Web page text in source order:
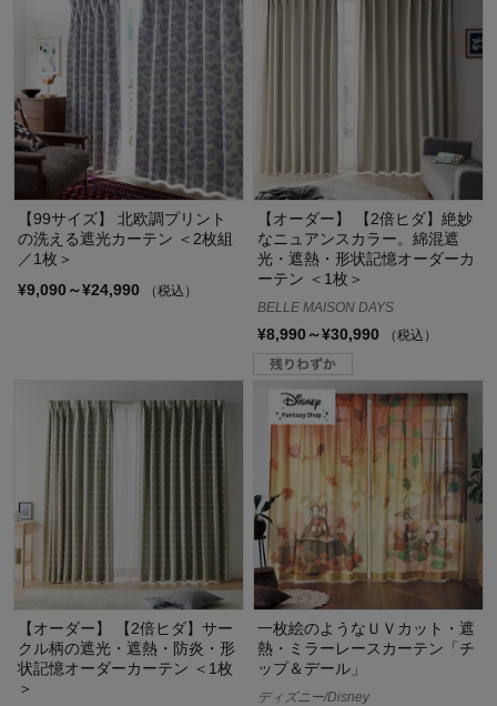
【99サイズ】 北欧調プリント
の洗える遮光カーテン ＜2枚組
／1枚＞
¥9,090～¥24,990
（税込）
【オーダー】 【2倍ヒダ】絶妙
なニュアンスカラー。綿混遮
光・遮熱・形状記憶オーダーカ
ーテン ＜1枚＞
BELLE MAISON DAYS
¥8,990～¥30,990 （税込）
【オーダー】 【2倍ヒダ】サー
クル柄の遮光・遮熱・防炎・形
状記憶オーダーカーテン ＜1枚
＞
一枚絵のようなＵＶカット・遮
熱・ミラーレースカーテン「チ
ップ＆デール」
ディズニー/Disney